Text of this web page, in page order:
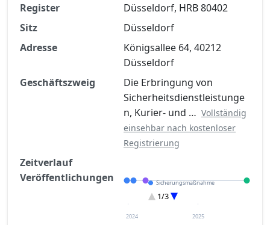
Finanzkennzahlen nach kostenloser
Registrierung verfügbar
Jetzt kostenlos registrieren
Register
Düsseldorf, HRB 80402
Sitz
Düsseldorf
Adresse
Königsallee 64, 40212
Düsseldorf
Geschäftszweig
Die Erbringung von
Sicherheitsdienstleistunge
n, Kurier- und … Vollständig
einsehbar nach kostenloser
Registrierung
Zeitverlauf
Veröffentlichungen
Sicherungsmaßnahme
Eröffnung
Entscheidung im Verfahren
1/3
2024 2025